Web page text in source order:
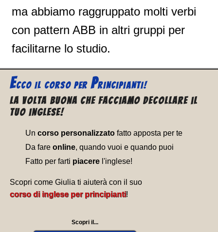
ma abbiamo raggruppato molti verbi
con pattern ABB in altri gruppi per
facilitarne lo studio.
ECCO IL CORSO PER PRINCIPIANTI!
La volta buona che facciamo decollare il
tuo inglese!
Un corso personalizzato fatto apposta per te
Da fare online, quando vuoi e quando puoi
Fatto per farti piacere l'inglese!
Scopri come Giulia ti aiuterà con il suo
corso di inglese per principianti!
Scopri il...